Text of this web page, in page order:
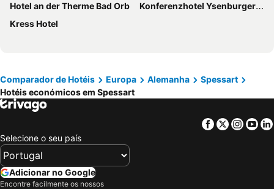
Hotel an der Therme Bad Orb
Konferenzhotel Ysenburger Hof
Kress Hotel
Comparador de Hotéis Europa Alemanha
Spessart
Hotéis económicos em Spessart
Facebook
Twitter
Selecione o seu país
Adicionar no Google
Encontre facilmente os nossos